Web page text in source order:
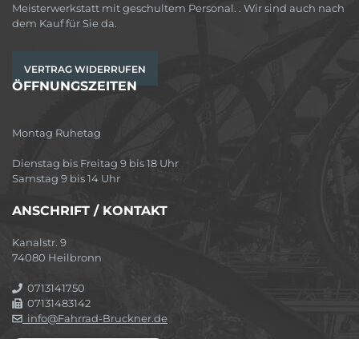
Meisterwerkstatt mit geschultem Personal. . Wir sind auch nach
dem Kauf für Sie da.
VERTRAG WIDERRUFEN
ÖFFNUNGSZEITEN
Montag Ruhetag
Dienstag bis Freitag 9 bis 18 Uhr
Samstag 9 bis 14 Uhr
ANSCHRIFT / KONTAKT
Kanalstr. 9
74080 Heilbronn
0713141750
07131483142
info@Fahrrad-Bruckner.de